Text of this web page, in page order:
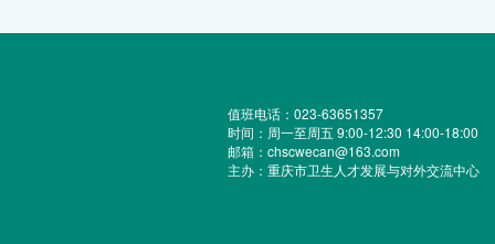
值班电话：023-63651357
时间：周一至周五 9:00-12:30 14:00-18:00
邮箱：chscwecan@163.com
主办：重庆市卫生人才发展与对外交流中心